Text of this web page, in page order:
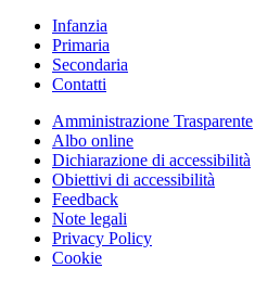
Infanzia
Primaria
Secondaria
Contatti
Amministrazione Trasparente
Albo online
Dichiarazione di accessibilità
Obiettivi di accessibilità
Feedback
Note legali
Privacy Policy
Cookie